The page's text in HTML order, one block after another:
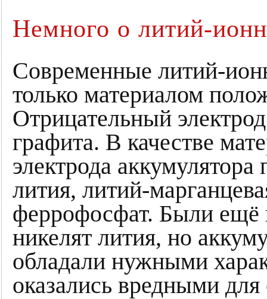
Немного о литий-
Современные литий-
только материалом
Отрицательный
графита. В качестве
электрода
лития, литий-
феррофосфат. Были ещё
никелят лития, но
обладали нужными
оказались вредными